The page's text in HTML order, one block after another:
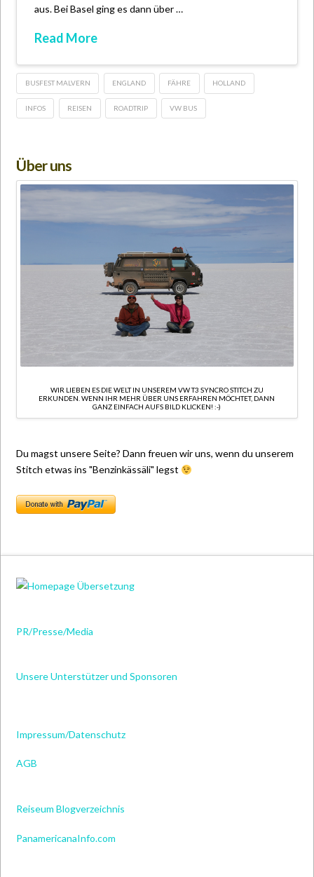
aus. Bei Basel ging es dann über …
Read More
BUSFEST MALVERN ENGLAND FÄHRE HOLLAND
INFOS REISEN ROADTRIP VW BUS
Über uns
WIR LIEBEN ES DIE WELT IN UNSEREM VW T3 SYNCRO STITCH ZU
ERKUNDEN. WENN IHR MEHR ÜBER UNS ERFAHREN MÖCHTET, DANN
GANZ EINFACH AUFS BILD KLICKEN! :-)
Du magst unsere Seite? Dann freuen wir uns, wenn du unserem
Stitch etwas ins "Benzinkässäli" legst
PR/Presse/Media
Unsere Unterstützer und Sponsoren
Impressum/Datenschutz
AGB
Reiseum Blogverzeichnis
PanamericanaInfo.com